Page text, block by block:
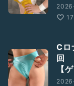
17
Cロ
【